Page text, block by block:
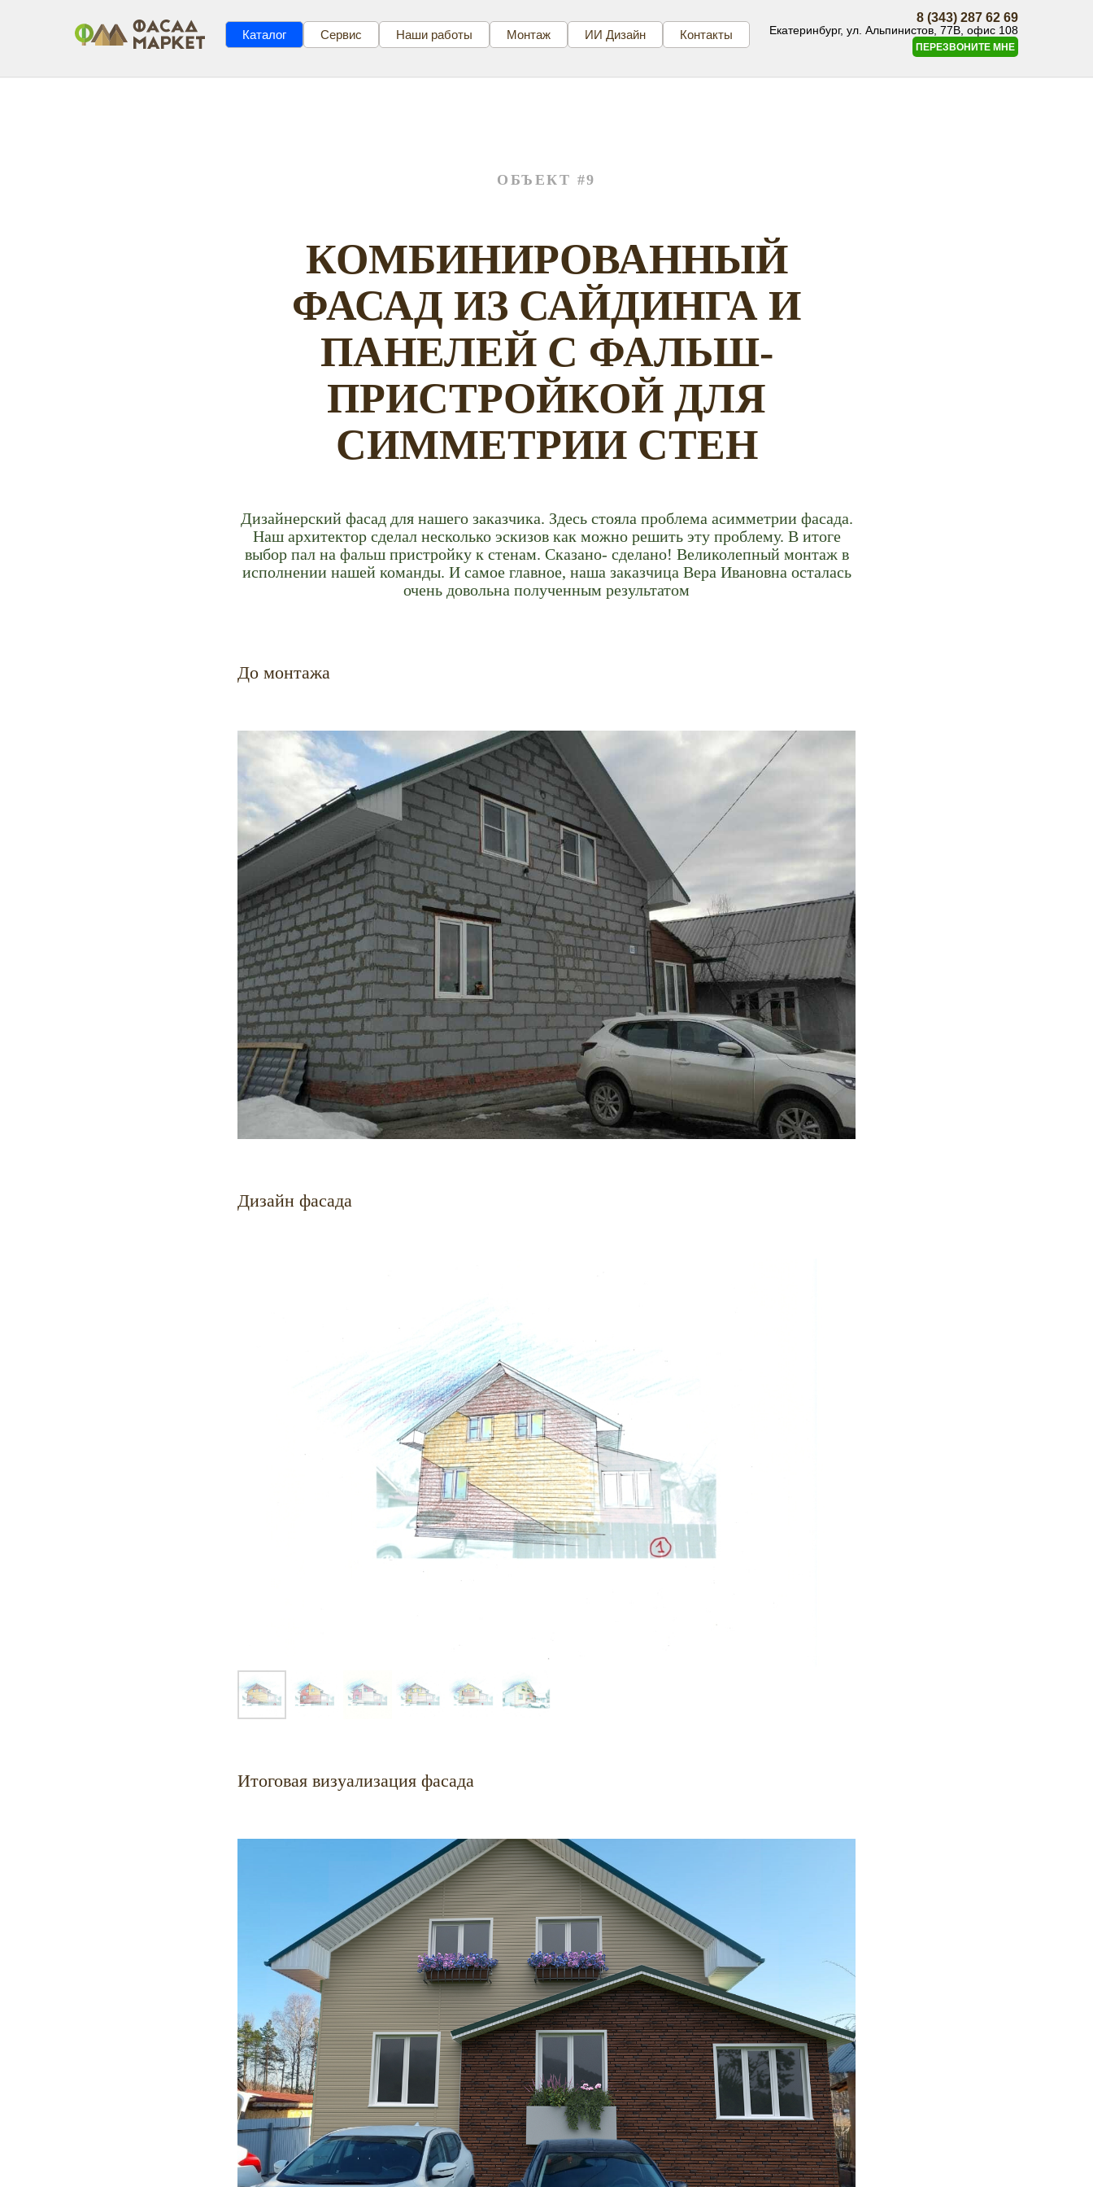
Каталог Сервис Наши работы Монтаж ИИ Дизайн Контакты
8 (343) 287 62 69
Екатеринбург, ул. Альпинистов, 77В, офис 108
ПЕРЕЗВОНИТЕ МНЕ
ОБЪЕКТ #9
КОМБИНИРОВАННЫЙ
ФАСАД ИЗ САЙДИНГА И
ПАНЕЛЕЙ С ФАЛЬШ-
ПРИСТРОЙКОЙ ДЛЯ
СИММЕТРИИ СТЕН
Дизайнерский фасад для нашего заказчика. Здесь стояла проблема асимметрии фасада.
Наш архитектор сделал несколько эскизов как можно решить эту проблему. В итоге
выбор пал на фальш пристройку к стенам. Сказано- сделано! Великолепный монтаж в
исполнении нашей команды. И самое главное, наша заказчица Вера Ивановна осталась
очень довольна полученным результатом
До монтажа
Дизайн фасада
Итоговая визуализация фасада